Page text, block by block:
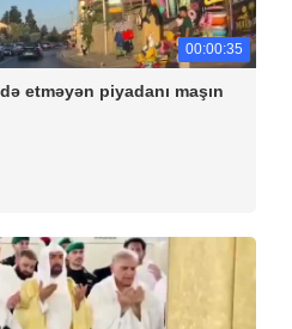
00:00:35
etməyən piyadanı maşın